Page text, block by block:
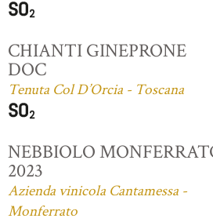
CHIANTI GINEPRONE
DOC
Tenuta Col D’Orcia - Toscana
NEBBIOLO
2023
Azienda vinicola Cantamessa -
Monferrato